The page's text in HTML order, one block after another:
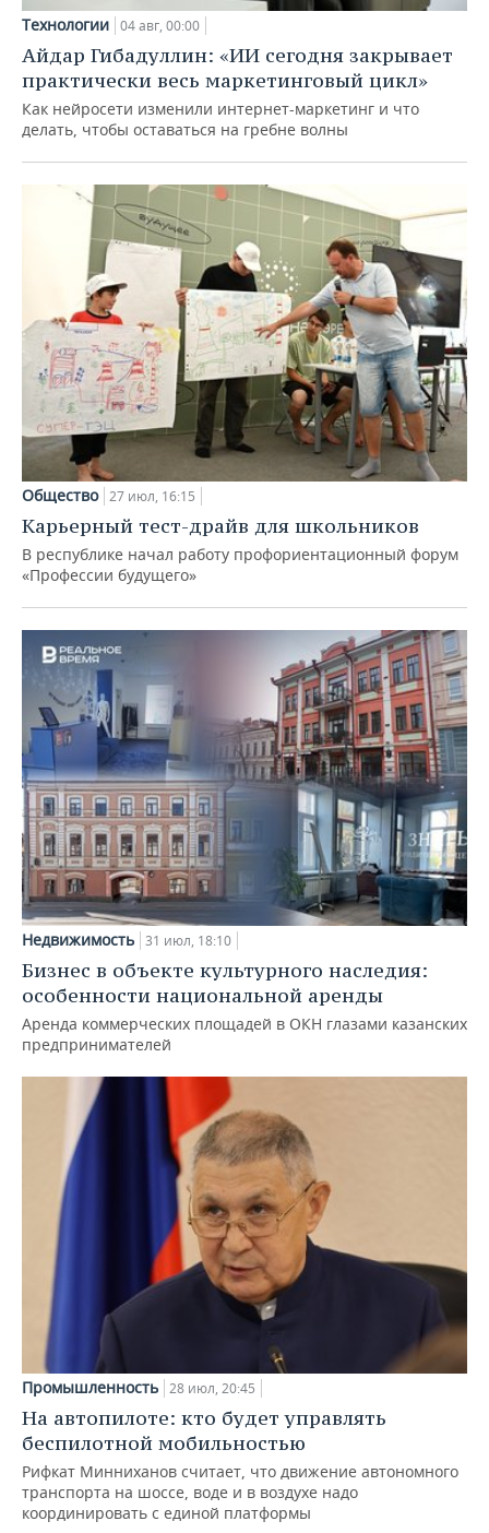
Технологии 04 авг, 00:00
Айдар Гибадуллин: «ИИ сегодня закрывает
практически весь маркетинговый цикл»
Как нейросети изменили интернет-маркетинг и что
делать, чтобы оставаться на гребне волны
Общество 27 июл, 16:15
Карьерный тест-драйв для школьников
В республике начал работу профориентационный форум
«Профессии будущего»
Недвижимость 31 июл, 18:10
Бизнес в объекте культурного наследия:
особенности национальной аренды
Аренда коммерческих площадей в ОКН глазами казанских
предпринимателей
Промышленность 28 июл, 20:45
На автопилоте: кто будет управлять
беспилотной мобильностью
Рифкат Минниханов считает, что движение автономного
транспорта на шоссе, воде и в воздухе надо
координировать с единой платформы